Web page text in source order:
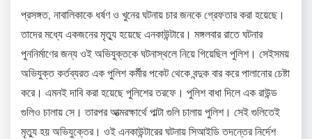
প্রসঙ্গত, নাবালিকাকে ধর্ষণ ও খুনের ঘটনায় চার জনকে গ্রেফতার করা হয়েছে।
তাদের মধ্যে একজনের মৃত্যু হয়েছে এনকাউন্টারে। মঙ্গলবার রাতে ঘটনার
পুননির্মাণের জন্য ওই অভিযুক্তকে ঘটনাস্থলে নিয়ে গিয়েছিল পুলিশ। সেইসময়
অভিযুক্ত কর্তব্যরত এক পুলিশ কর্মীর পকেট থেকে বন্দুক বার করে পালানোর চেষ্টা
করে। এমনই দাবি করা হয়েছে পুলিশের তরফে। পুলিশ বাধা দিলে এক রাউন্ড
গুলিও চালায় সে। তারপর আত্মরক্ষার্থে পাল্টা গুলি চালায় পুলিশ। সেই গুলিতেই
মৃত্যু হয় অভিযুক্তের। ওই এনকাউন্টারের ঘটনায় সিআইডি তদন্তের নির্দেশ